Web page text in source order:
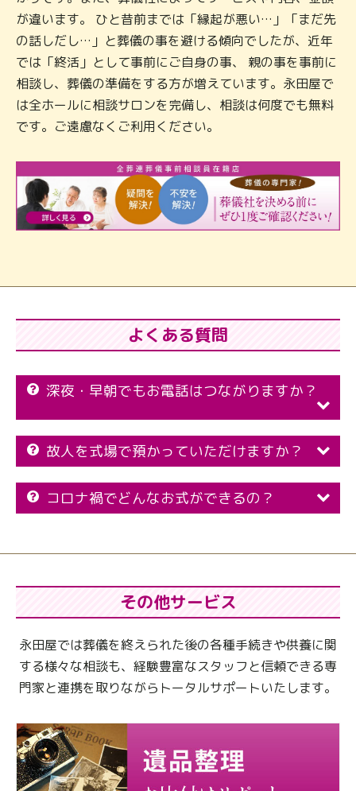
が違います。 ひと昔前までは「縁起が悪い…」「まだ先
の話しだし…」と葬儀の事を避ける傾向でしたが、近年
では「終活」として事前にご自身の事、 親の事を事前に
相談し、葬儀の準備をする方が増えています。永田屋で
は全ホールに相談サロンを完備し、相談は何度でも無料
です。ご遠慮なくご利用ください。
よくある質問
深夜・早朝でもお電話はつながりますか？
故人を式場で預かっていただけますか？
コロナ禍でどんなお式ができるの？
その他サービス
永田屋では葬儀を終えられた後の各種手続きや供養に関
する様々な相談も、 経験豊富なスタッフと信頼できる専
門家と連携を取りながらトータルサポートいたします。